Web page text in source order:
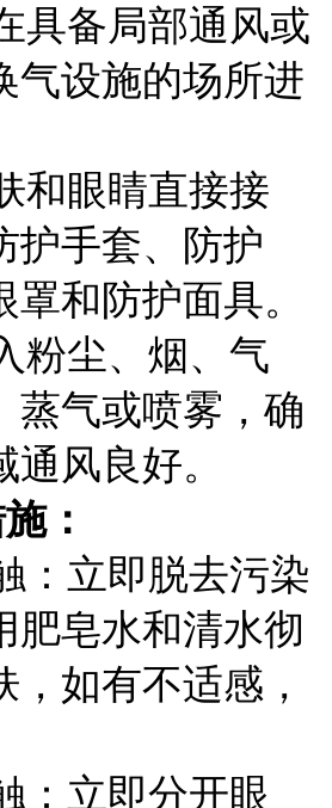
具备局部通风或
气设施的场所进
和眼睛直接接
护手套、防护
罩和防护面具。
粉尘、烟、气
蒸气或喷雾，确
风良好。
：
：立即脱去污染
肥皂水和清水彻
，如有不适感，
：立即分开眼